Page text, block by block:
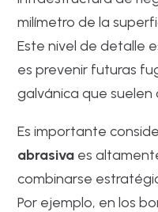
milímetro de la
Este nivel de detalle
es prevenir futuras
galvánica que suelen
Es importante
abrasiva es
combinarse
Por ejemplo, en los